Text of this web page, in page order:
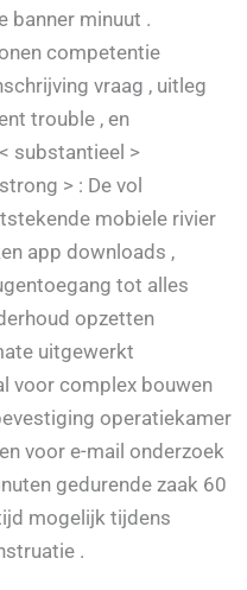
banner minuut .
competentie
vraag , uitleg
trouble , en
substantieel >
> : De vol
mobiele rivier
app downloads ,
tot alles
opzetten
uitgewerkt
voor complex bouwen
operatiekamer
voor e-mail onderzoek
gedurende zaak 60
mogelijk tijdens
.